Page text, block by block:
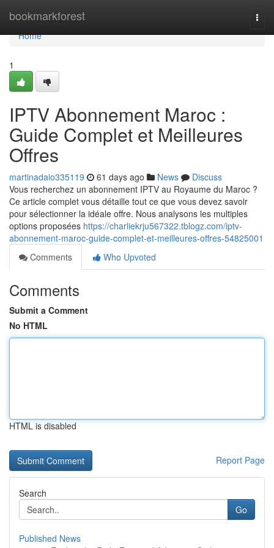
bookmarkforest
Home
Home
1
IPTV Abonnement Maroc :
Guide Complet et Meilleures
Offres
martinadaio335119 61 days ago News
Discuss
Vous recherchez un abonnement IPTV au Royaume du Maroc ?
Ce article complet vous détaille tout ce que vous devez savoir
pour sélectionner la idéale offre. Nous analysons les multiples
options proposées https://charliekrju567322.tblogz.com/iptv-
abonnement-maroc-guide-complet-et-meilleures-offres-54825001
Comments
Who Upvoted
Comments
Submit a Comment
No HTML
HTML is disabled
Report Page
Search
Go
Published News